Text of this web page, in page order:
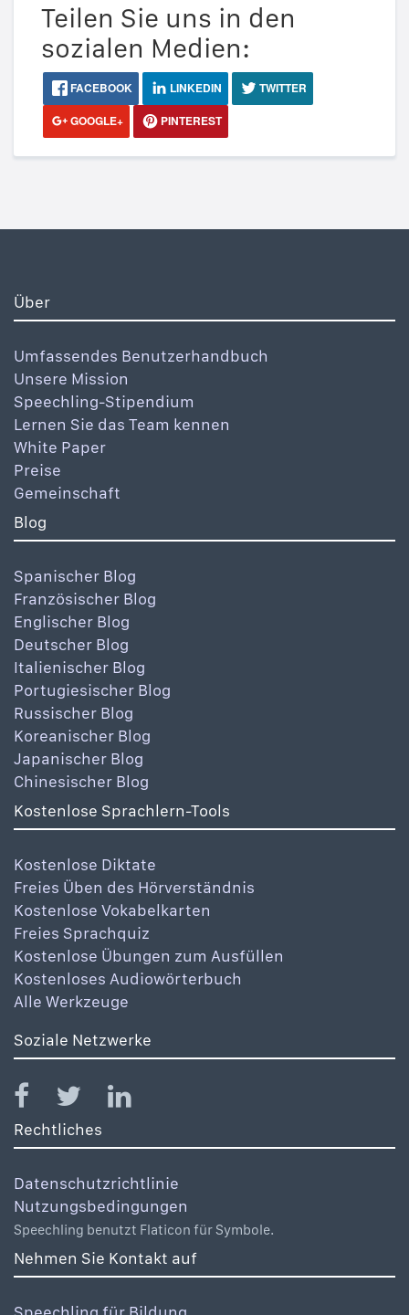
Teilen Sie uns in den
sozialen Medien:
FACEBOOK LINKEDIN
TWITTER
GOOGLE+
PINTEREST
Über
Umfassendes Benutzerhandbuch
Unsere Mission
Speechling-Stipendium
Lernen Sie das Team kennen
White Paper
Preise
Gemeinschaft
Blog
Spanischer Blog
Französischer Blog
Englischer Blog
Deutscher Blog
Italienischer Blog
Portugiesischer Blog
Russischer Blog
Koreanischer Blog
Japanischer Blog
Chinesischer Blog
Kostenlose Sprachlern-Tools
Kostenlose Diktate
Freies Üben des Hörverständnis
Kostenlose Vokabelkarten
Freies Sprachquiz
Kostenlose Übungen zum Ausfüllen
Kostenloses Audiowörterbuch
Alle Werkzeuge
Soziale Netzwerke
Rechtliches
Datenschutzrichtlinie
Nutzungsbedingungen
Speechling benutzt Flaticon für Symbole.
Nehmen Sie Kontakt auf